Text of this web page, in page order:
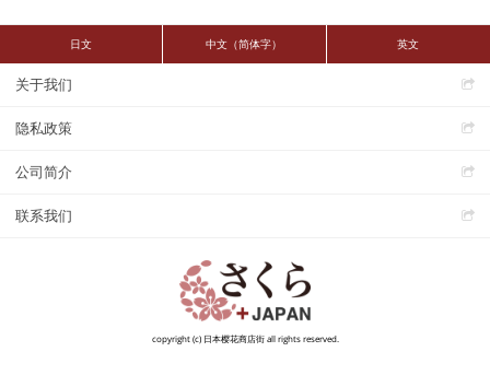
日文 中文（简体字） 英文
关于我们
隐私政策
公司简介
联系我们
copyright (c) 日本樱花商店街 all rights reserved.